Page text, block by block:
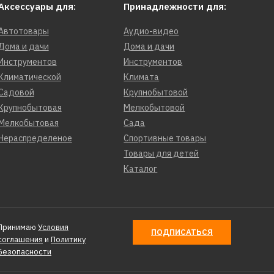
для:
и дачи
Принадлежности для:
Аудио-видео
Дома и дачи
Инструментов
Климата
Крупнобытовой
Мелкобытовой
Сада
Спортивные товары
Товары для детей
Каталог
Условия
и Политику
ПОДПИСАТЬСЯ